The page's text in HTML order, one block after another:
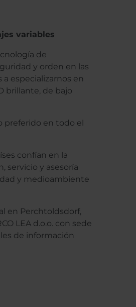
variables
de
y orden en las
especializarnos en
brillante, de bajo
preferido en todo el
confían en la
servicio y asesoría
y medioambiente
en Perchtoldsdorf,
LEA d.o.o. con sede
de información